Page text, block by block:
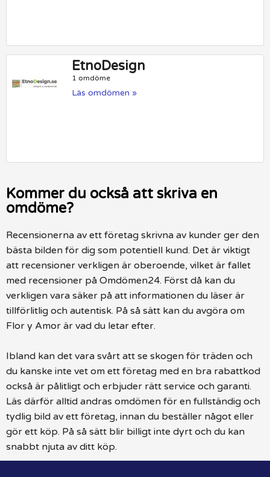
EtnoDesign
1 omdöme
Läs omdömen »
Kommer du också att skriva en
omdöme?
Recensionerna av ett företag skrivna av kunder ger den
bästa bilden för dig som potentiell kund. Det är viktigt
att recensioner verkligen är oberoende, vilket är fallet
med recensioner på Omdömen24. Först då kan du
verkligen vara säker på att informationen du läser är
tillförlitlig och autentisk. På så sätt kan du avgöra om
Flor y Amor är vad du letar efter.
Ibland kan det vara svårt att se skogen för träden och
du kanske inte vet om ett företag med en bra rabattkod
också är pålitligt och erbjuder rätt service och garanti.
Läs därför alltid andras omdömen för en fullständig och
tydlig bild av ett företag, innan du beställer något eller
gör ett köp. På så sätt blir billigt inte dyrt och du kan
snabbt njuta av ditt köp.